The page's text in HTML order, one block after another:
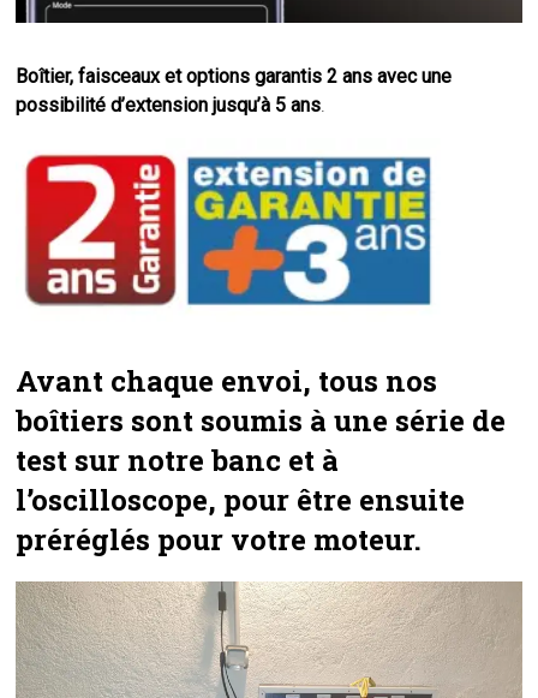
Boîtier, faisceaux et options garantis 2 ans avec une
possibilité d’extension jusqu’à 5 ans.
Avant chaque envoi, tous nos
boîtiers sont soumis à une série de
test sur notre banc et à
l’oscilloscope, pour être ensuite
préréglés pour votre moteur.